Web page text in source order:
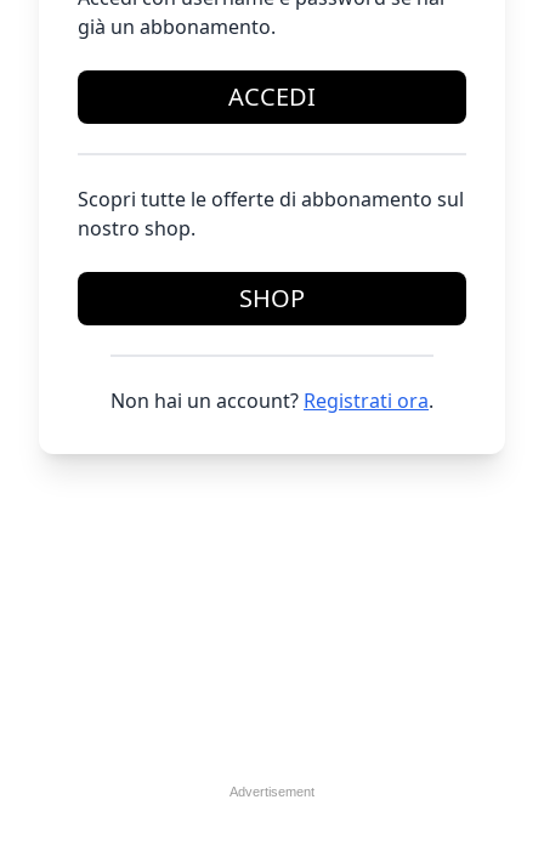
già un abbonamento.
ACCEDI
Scopri tutte le offerte di abbonamento sul
nostro shop.
SHOP
Non hai un account? Registrati ora.